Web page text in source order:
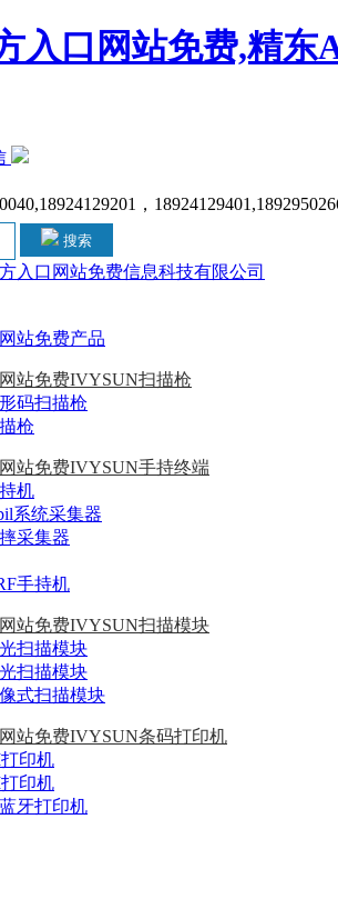
入口网站免费,精东
，
搜索
站免费产品
站免费IVYSUN扫描枪
码扫描枪
枪
站免费IVYSUN手持终端
机
系统采集器
采集器
手持机
站免费IVYSUN扫描模块
扫描模块
扫描模块
式扫描模块
站免费IVYSUN条码打印机
印机
印机
牙打印机